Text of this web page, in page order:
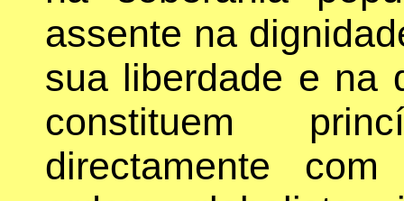
assente na
sua liberdade e na
constituem
directamente